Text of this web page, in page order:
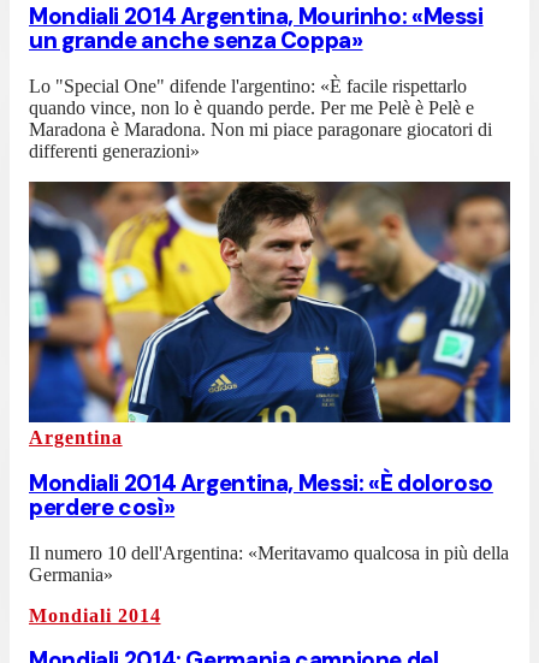
Mondiali 2014 Argentina, Mourinho: «Messi
un grande anche senza Coppa»
Lo "Special One" difende l'argentino: «È facile rispettarlo
quando vince, non lo è quando perde. Per me Pelè è Pelè e
Maradona è Maradona. Non mi piace paragonare giocatori di
differenti generazioni»
Argentina
Mondiali 2014 Argentina, Messi: «È doloroso
perdere così»
Il numero 10 dell'Argentina: «Meritavamo qualcosa in più della
Germania»
Mondiali 2014